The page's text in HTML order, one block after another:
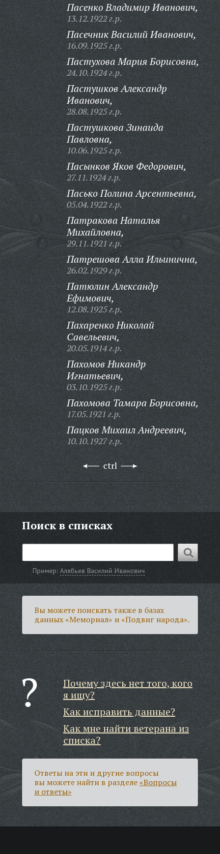
Пасенко Владимир Иванович,
13.12.1922 г.р.
Пасечник Василий Иванович,
16.09.1925 г.р.
Пастухова Мария Борисовна,
24.10.1924 г.р.
Пастушков Александр
Иванович,
28.08.1925 г.р.
Пастушкова Зинаида
Павловна,
10.06.1925 г.р.
Пасынков Яков Федорович,
27.11.1924 г.р.
Пасько Полина Арсентьевна,
05.04.1922 г.р.
Патракова Наталья
Михайловна,
29.11.1921 г.р.
Патрешова Алла Ильинична,
26.02.1929 г.р.
Патюлин Александр
Ефимович,
12.08.1925 г.р.
Пахаренко Николай
Савельевич,
20.05.1914 г.р.
Пахомов Никандр
Игнатьевич,
03.10.1925 г.р.
Пахомова Тамара Борисовна,
17.05.1921 г.р.
Пацков Михаил Андреевич,
10.10.1927 г.р.
ctrl
Поиск в списках
Пример:Алябьев Василий Иванович
Вы можете поискать также в базах
данных «Мемориал» и «Подвиг народа».
Почему здесь нет того, кого
я ищу?
Как исправить данные?
Как мне найти ветерана из
списка?
Ответы на эти и другие вопросы
вы можете найти в разделе«Вопросы
и ответы»